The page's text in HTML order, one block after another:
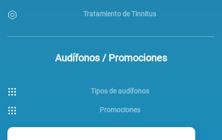
Tratamiento de Tinnitus
Audífonos / Promociones
Tipos de audífonos
Promociones